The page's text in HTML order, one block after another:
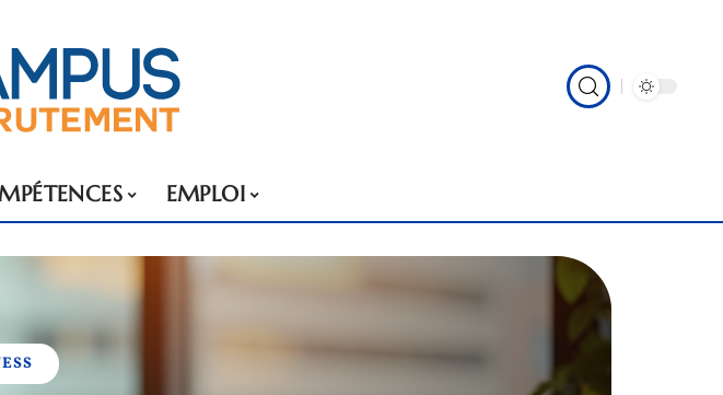
EMPLOI